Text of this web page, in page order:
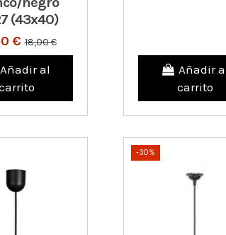
(43x40)
€18,00 €
Añadir al
Añadir
carrito
-30%